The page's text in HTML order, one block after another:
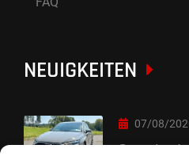
NEUIGKEITEN
07/08/
Sorry